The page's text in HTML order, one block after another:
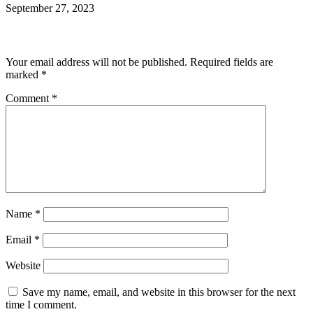
September 27, 2023
Your email address will not be published. Required fields are
marked *
Comment *
Name *
Email *
Website
Save my name, email, and website in this browser for the next
time I comment.